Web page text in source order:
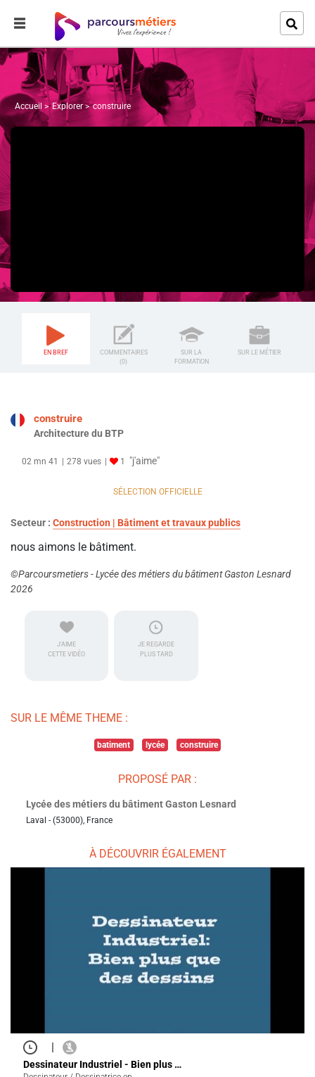
Accueil Explorer construire
EN BREF
COMMENTAIRES
(0)
SUR LA
FORMATION
SUR LE MÉTIER
construire
Architecture du BTP
02 mn 41 278 vues 1 "j'aime"
SÉLECTION OFFICIELLE
Secteur : Construction | Bâtiment et travaux publics
nous aimons le bâtiment.
©Parcoursmetiers - Lycée des métiers du bâtiment Gaston Lesnard
2026
J'AIME
CETTE VIDÉO
JE REGARDE
PLUS TARD
SUR LE MÊME THEME :
batiment lycée construire
PROPOSÉ PAR :
Lycée des métiers du bâtiment Gaston Lesnard
Laval - (53000), France
À DÉCOUVRIR ÉGALEMENT
|
Dessinateur Industriel - Bien plus …